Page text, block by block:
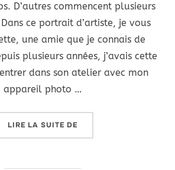
D’autres commencent plusieurs
ce portrait d’artiste, je vous
une amie que je connais de
plusieurs années, j’avais cette
dans son atelier avec mon
appareil photo …
LIRE LA SUITE DE